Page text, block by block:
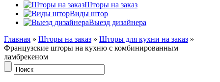
Шторы на заказ
Виды штор
Выезд дизайнера
Главная » Шторы на заказ » Шторы для кухни на заказ »
Французские шторы на кухню с комбинированным
ламбрекеном